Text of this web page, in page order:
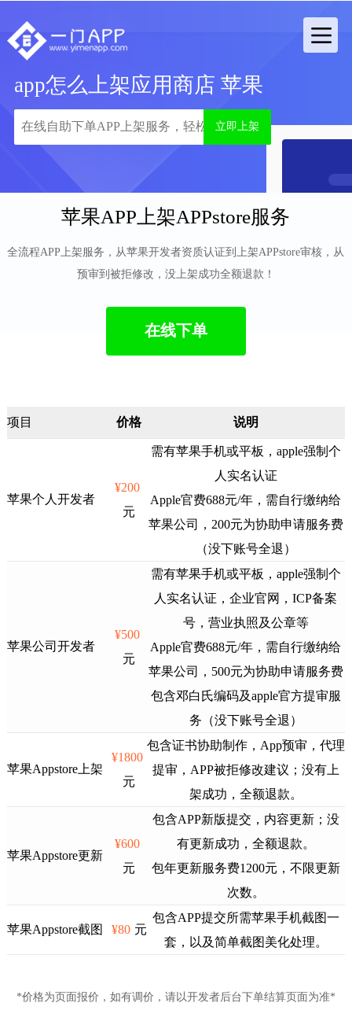
app怎么上架应用商店 苹果
立即上架
苹果APP上架APPstore服务
全流程APP上架服务，从苹果开发者资质认证到上架APPstore审核，从
预审到被拒修改，没上架成功全额退款！
在线下单
项目 价格 说明
苹果个人开发者
¥200
元
需有苹果手机或平板，apple强制个
人实名认证
Apple官费688元/年，需自行缴纳给
苹果公司，200元为协助申请服务费
（没下账号全退）
苹果公司开发者
¥500
元
需有苹果手机或平板，apple强制个
人实名认证，企业官网，ICP备案
号，营业执照及公章等
Apple官费688元/年，需自行缴纳给
苹果公司，500元为协助申请服务费
包含邓白氏编码及apple官方提审服
务（没下账号全退）
苹果Appstore上架
¥1800
元
包含证书协助制作，App预审，代理
提审，APP被拒修改建议；没有上
架成功，全额退款。
苹果Appstore更新
¥600
元
包含APP新版提交，内容更新；没
有更新成功，全额退款。
包年更新服务费1200元，不限更新
次数。
苹果Appstore截图 ¥80 元
包含APP提交所需苹果手机截图一
套，以及简单截图美化处理。
*价格为页面报价，如有调价，请以开发者后台下单结算页面为准*